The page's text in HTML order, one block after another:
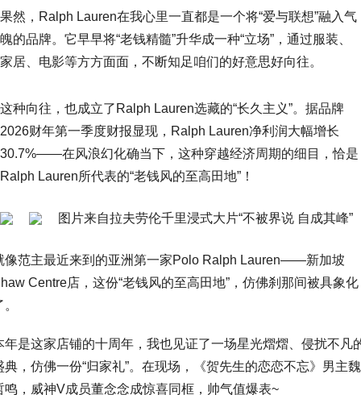
果然，Ralph Lauren在我心里一直都是一个将“爱与联想”融入气
魄的品牌。它早早将“老钱精髓”升华成一种“立场”，通过服装、
家居、电影等方方面面，不断知足咱们的好意思好向往。
这种向往，也成立了Ralph Lauren选藏的“长久主义”。据品牌
2026财年第一季度财报显现，Ralph Lauren净利润大幅增长
30.7%——在风浪幻化确当下，这种穿越经济周期的细目，恰是
Ralph Lauren所代表的“老钱风的至高田地”！
图片来自拉夫劳伦千里浸式大片“不被界说 自成其峰”
像范主最近来到的亚洲第一家Polo Ralph Lauren——新加坡
Centre店，这份“老钱风的至高田地”，仿佛刹那间被具象化
年是这家店铺的十周年，我也见证了一场星光熠熠、侵扰不凡
典，仿佛一份“归家礼”。在现场，《贺先生的恋恋不忘》男主魏
鸣，威神V成员董念念成惊喜同框，帅气值爆表~